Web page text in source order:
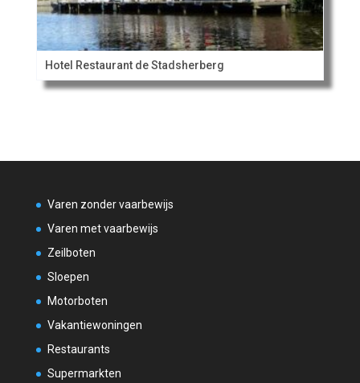
Hotel Restaurant de Stadsherberg
Varen zonder vaarbewijs
Varen met vaarbewijs
Zeilboten
Sloepen
Motorboten
Vakantiewoningen
Restaurants
Supermarkten